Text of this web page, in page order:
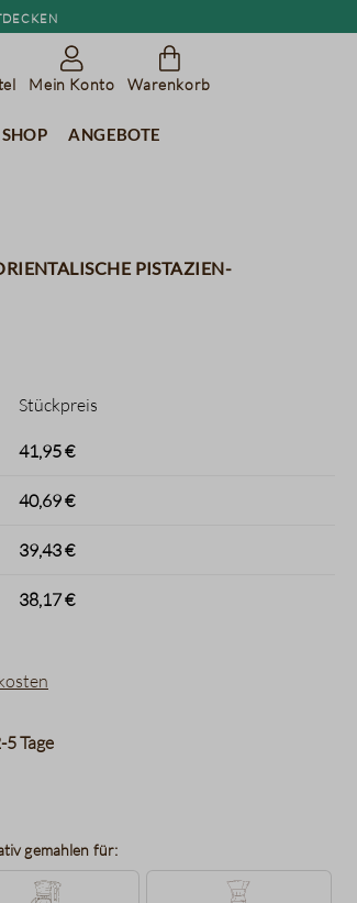
Mein Konto Warenkorb
Angebote
Pistazien-
Stückpreis
41,95 €
40,69 €
39,43 €
38,17 €
Tage
gemahlen für: